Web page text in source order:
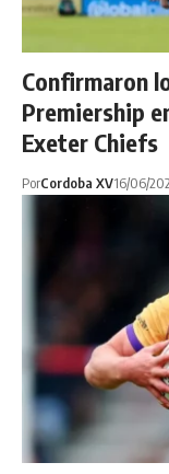
Confirmaron
Premiership
Exeter Chiefs
PorCordoba XV16/06/